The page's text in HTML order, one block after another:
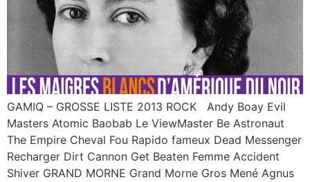
GAMIQ – GROSSE LISTE 2013 ROCK Andy Boay Evil
Masters Atomic Baobab Le ViewMaster Be Astronaut
The Empire Cheval Fou Rapido fameux Dead Messenger
Recharger Dirt Cannon Get Beaten Femme Accident
Shiver GRAND MORNE Grand Morne Gros Mené Agnus